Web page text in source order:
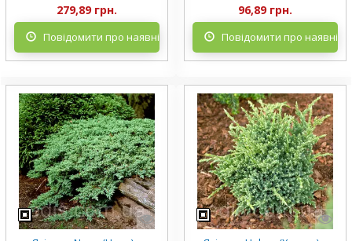
279,89 грн.
Повідомити про наявність
96,89 грн.
Повідомити про